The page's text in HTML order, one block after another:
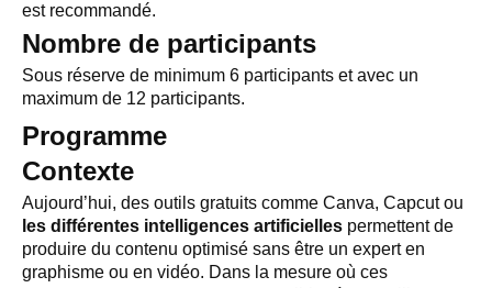
est recommandé.
Nombre de participants
Sous réserve de minimum 6 participants et avec un
maximum de 12 participants.
Programme
Contexte
Aujourd’hui, des outils gratuits comme Canva, Capcut ou
les différentes intelligences artificielles permettent de
produire du contenu optimisé sans être un expert en
graphisme ou en vidéo. Dans la mesure où ces